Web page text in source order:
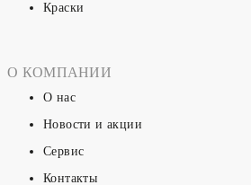
Краски
О КОМПАНИИ
О нас
Новости и акции
Сервис
Контакты